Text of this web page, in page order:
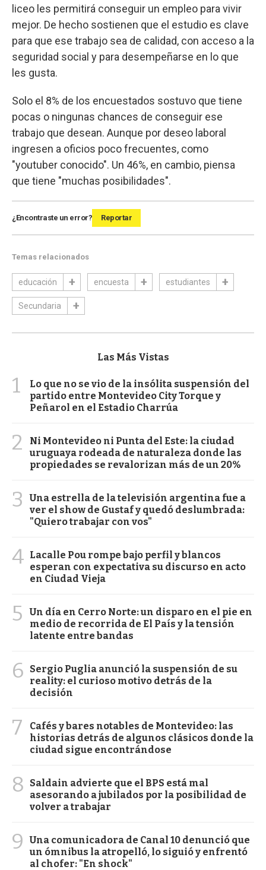
liceo les permitirá conseguir un empleo para vivir
mejor. De hecho sostienen que el estudio es clave
para que ese trabajo sea de calidad, con acceso a la
seguridad social y para desempeñarse en lo que
les gusta.
Solo el 8% de los encuestados sostuvo que tiene
pocas o ningunas chances de conseguir ese
trabajo que desean. Aunque por deseo laboral
ingresen a oficios poco frecuentes, como
"youtuber conocido". Un 46%, en cambio, piensa
que tiene "muchas posibilidades".
¿Encontraste un error? Reportar
Temas relacionados
educación encuesta estudiantes
Secundaria
Las Más Vistas
1
Lo que no se vio de la insólita suspensión del
partido entre Montevideo City Torque y
Peñarol en el Estadio Charrúa
2
Ni Montevideo ni Punta del Este: la ciudad
uruguaya rodeada de naturaleza donde las
propiedades se revalorizan más de un 20%
3
Una estrella de la televisión argentina fue a
ver el show de Gustaf y quedó deslumbrada:
"Quiero trabajar con vos"
4 Lacalle Pou rompe bajo perfil y blancos
esperan con expectativa su discurso en acto
en Ciudad Vieja
5
Un día en Cerro Norte: un disparo en el pie en
medio de recorrida de El País y la tensión
latente entre bandas
6
Sergio Puglia anunció la suspensión de su
reality: el curioso motivo detrás de la
decisión
7
Cafés y bares notables de Montevideo: las
historias detrás de algunos clásicos donde la
ciudad sigue encontrándose
8
Saldain advierte que el BPS está mal
asesorando a jubilados por la posibilidad de
volver a trabajar
9
Una comunicadora de Canal 10 denunció que
un ómnibus la atropelló, lo siguió y enfrentó
al chofer: "En shock"